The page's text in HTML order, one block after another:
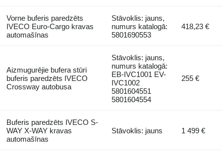
Vorne buferis paredzēts
IVECO Euro-Cargo kravas
automašīnas
Stāvoklis: jauns,
numurs katalogā:
5801690553
418,23 €
Aizmugurējie bufera stūri
buferis paredzēts IVECO
Crossway autobusa
Stāvoklis: jauns,
numurs katalogā:
EB-IVC1001 EV-
IVC1002
5801604551
5801604554
255 €
Buferis paredzēts IVECO S-
WAY X-WAY kravas
automašīnas
Stāvoklis: jauns 1 499 €